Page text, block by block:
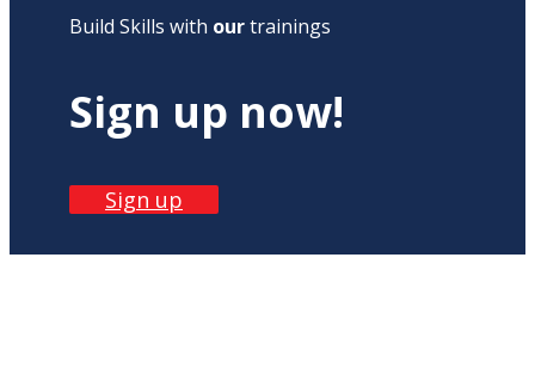
Build Skills with ourtrainings
Sign up now!
Sign up